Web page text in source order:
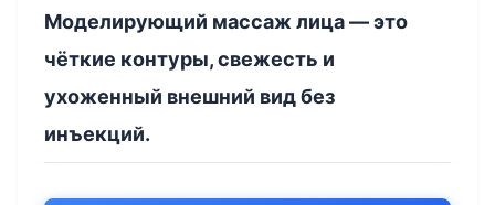
Моделирующий массаж лица — это
чёткие контуры, свежесть и
ухоженный внешний вид без
инъекций.